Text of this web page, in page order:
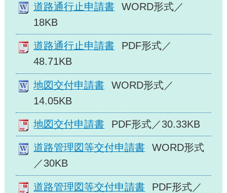
道路通行止申請書
WORD形式／
18KB
道路通行止申請書
PDF形式／
48.71KB
地図交付申請書
WORD形式／
14.05KB
地図交付申請書 PDF形式／30.33KB
道路管理図等交付申請書
WORD形式
／30KB
道路管理図等交付申請書
PDF形式／